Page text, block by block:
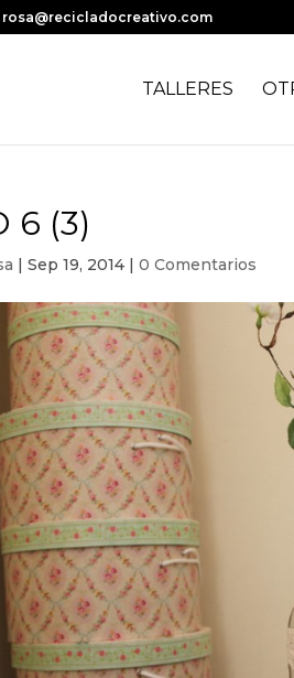
rosa@recicladocreativo.com
TALLERES
6 (3)
|Sep 19, 2014 |0 Comentarios